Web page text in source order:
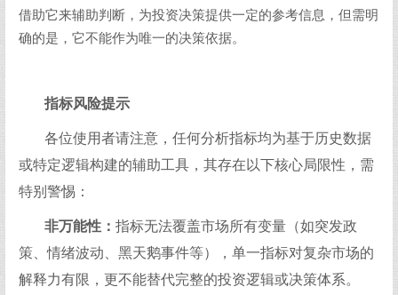
借助它来辅助判断，为投资决策提供一定的参考信息，但需明
确的是，它不能作为唯一的决策依据。
指标风险提示​
各位使用者请注意，任何分析指标均为基于历史数据
或特定逻辑构建的辅助工具，其存在以下核心局限性，需
特别警惕：​
非万能性：指标无法覆盖市场所有变量（如突发政
策、情绪波动、黑天鹅事件等），单一指标对复杂市场的
解释力有限，更不能替代完整的投资逻辑或决策体系。​